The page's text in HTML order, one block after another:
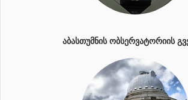
ᲐᲑᲐᲡᲗᲣᲛᲜᲘᲡ ᲝᲑᲡᲔᲠᲕᲐᲢᲝᲠᲘᲘᲡ